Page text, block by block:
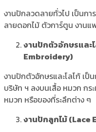
งานปักลวดลายทั่วไป เป็นก
ลายดอกไม้ ตัวการ์ตูน งานแ
งานปักตัวอักษรและ
Embroidery)
งานปักตัวอักษรและโลโก้ เป็
บริษัท ฯ ลงบนเสื้อ หมวก กร
หมวก หรือของที่ระลึกต่าง ๆ
งานปักลูกไม้ (Lace